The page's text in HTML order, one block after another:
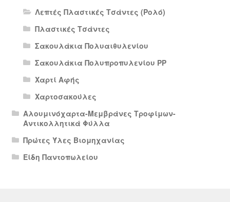
Λεπτές Πλαστικές Τσάντες (Ρολό)
Πλαστικές Τσάντες
Σακουλάκια Πολυαιθυλενίου
Σακουλάκια Πολυπροπυλενίου PP
Χαρτί Αφής
Χαρτοσακούλες
Αλουμινόχαρτα-Μεμβράνες Τροφίμων-
Αντικολλητικά Φύλλα
Πρώτες Ύλες Βιομηχανίας
Είδη Παντοπωλείου